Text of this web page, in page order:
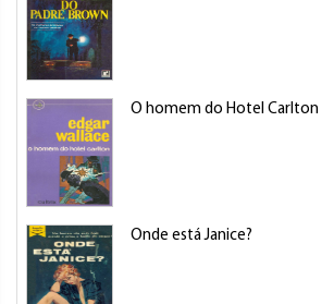
O homem do Hotel Carlton
Onde está Janice?